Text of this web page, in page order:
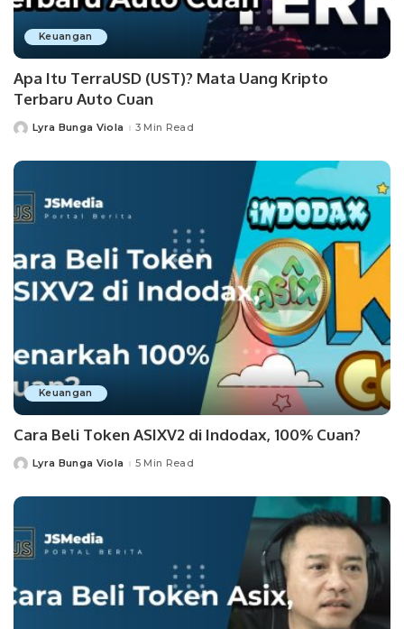
Keuangan
Apa Itu TerraUSD (UST)? Mata Uang Kripto
Terbaru Auto Cuan
PostedLyra Bunga Viola 3 Min Read
Keuangan
Cara Beli Token ASIXV2 di Indodax, 100% Cuan?
PostedLyra Bunga Viola 5 Min Read